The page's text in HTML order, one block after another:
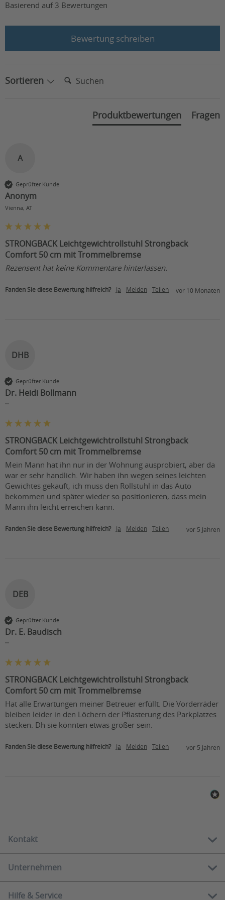
Basierend auf 3 Bewertungen
Bewertung schreiben
Sortieren Suchen:
Produktbewertungen Fragen
A
Geprüfter Kunde
Anonym
Vienna, AT
STRONGBACK Leichtgewichtrollstuhl Strongback
Comfort 50 cm mit Trommelbremse
Rezensent hat keine Kommentare hinterlassen.
Fanden Sie diese Bewertung hilfreich? Ja Melden Teilen vor 10 Monaten
DHB
Geprüfter Kunde
Dr. Heidi Bollmann
""
STRONGBACK Leichtgewichtrollstuhl Strongback
Comfort 50 cm mit Trommelbremse
Mein Mann hat ihn nur in der Wohnung ausprobiert, aber da
war er sehr handlich. Wir haben ihn wegen seines leichten
Gewichtes gekauft, ich muss den Rollstuhl in das Auto
bekommen und später wieder so positionieren, dass mein
Mann ihn leicht erreichen kann.
Fanden Sie diese Bewertung hilfreich? Ja Melden Teilen vor 5 Jahren
DEB
Geprüfter Kunde
Dr. E. Baudisch
""
STRONGBACK Leichtgewichtrollstuhl Strongback
Comfort 50 cm mit Trommelbremse
Hat alle Erwartungen meiner Betreuer erfüllt. Die Vorderräder
bleiben leider in den Löchern der Pflasterung des Parkplatzes
stecken. Dh sie könnten etwas größer sein.
Fanden Sie diese Bewertung hilfreich? Ja Melden Teilen vor 5 Jahren
Kontakt
Kostenlose Hotline:
01 212 62 84
Mo-Fr
Unternehmen
Über uns
Hilfe & Service